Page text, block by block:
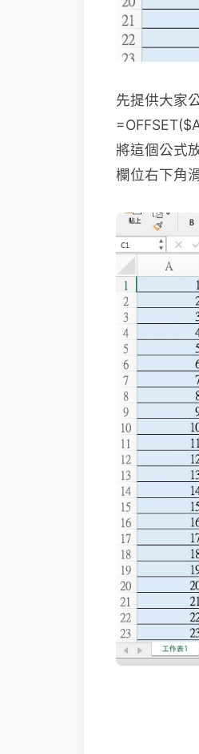
先提供大家
將這個公式
欄位右下角